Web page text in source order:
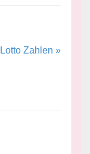
Lotto Zahlen »